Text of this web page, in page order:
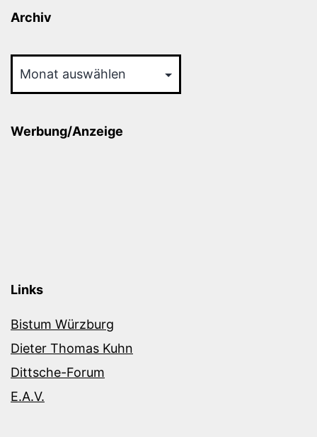
Archiv
Werbung/Anzeige
Links
Bistum Würzburg
Dieter Thomas Kuhn
Dittsche-Forum
E.A.V.